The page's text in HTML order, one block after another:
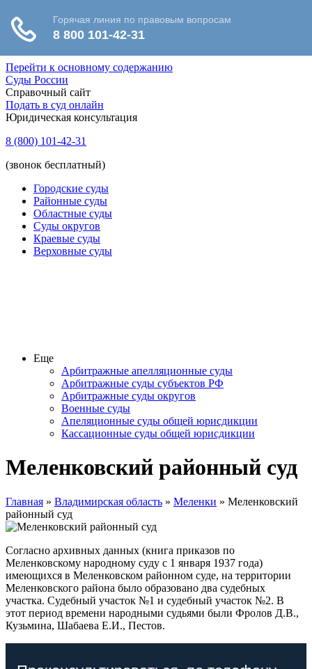
Перейти к основному содержанию
Суды России
Справочный сайт
Подать в суд онлайн
Юридическая консультация
8 (800) 101-42-31
(звонок бесплатный)
Городские суды
Районные суды
Областные суды
Суды округов
Краевые суды
Верховные суды
Еще
Арбитражные апелляционные суды
Арбитражные суды субъектов РФ
Арбитражные суды округов
Военные суды
Апеляционные суды общей юрисдикции
Кассационные суды общей юрисдикции
Меленковский районный суд
Главная » Владимирская область » Меленки » Меленковский
районный суд
Согласно архивных данных (книга приказов по
Меленковскому народному суду с 1 января 1937 года)
имеющихся в Меленковском районном суде, на территории
Меленковского района было образовано два судебных
участка. Судебный участок №1 и судебный участок №2. В
этот период времени народными судьями были Фролов Д.В.,
Кузьмина, Шабаева Е.И., Пестов.